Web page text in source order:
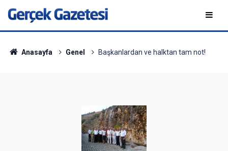
Anasayfa Genel Başkanlardan ve halktan tam not!